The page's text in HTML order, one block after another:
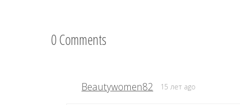
0 Comments
Beautywomen82 15 лет ago